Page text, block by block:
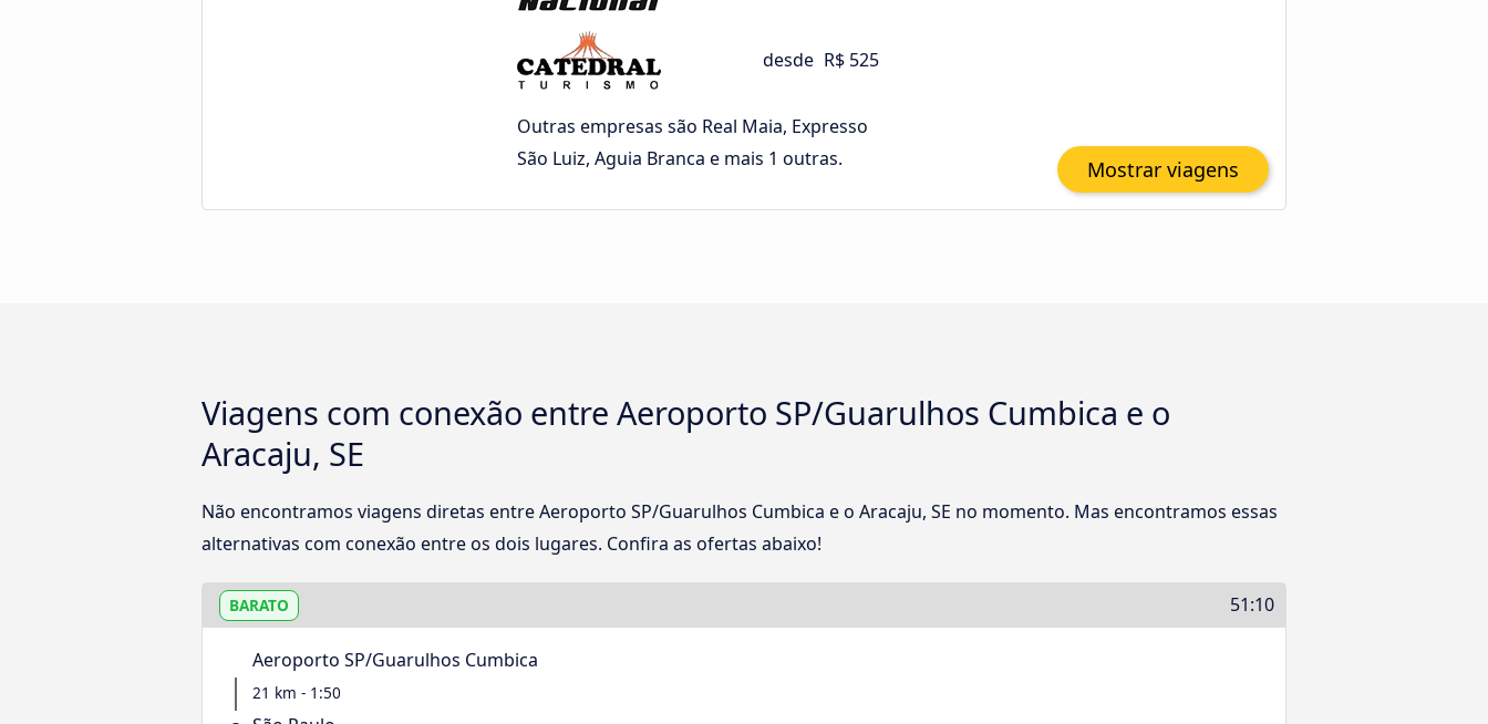
desde R$ 525
Outras empresas são Real Maia, Expresso
São Luiz, Aguia Branca e mais 1 outras.
Mostrar viagens
Viagens com conexão entre Aeroporto SP/Guarulhos Cumbica e o
Aracaju, SE
Não encontramos viagens diretas entre Aeroporto SP/Guarulhos Cumbica e o Aracaju, SE no momento. Mas encontramos essas
alternativas com conexão entre os dois lugares. Confira as ofertas abaixo!
BARATO 51:10
Aeroporto SP/Guarulhos Cumbica
21 km - 1:50